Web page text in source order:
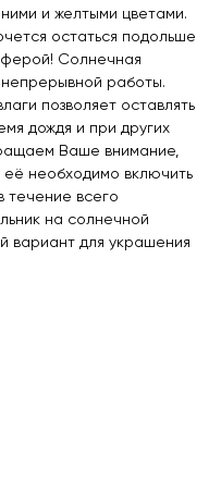
и желтыми цветами.
остаться подольше
Солнечная
работы.
позволяет оставлять
дождя и при других
Ваше внимание,
её необходимо включить
течение всего
на солнечной
вариант для украшения